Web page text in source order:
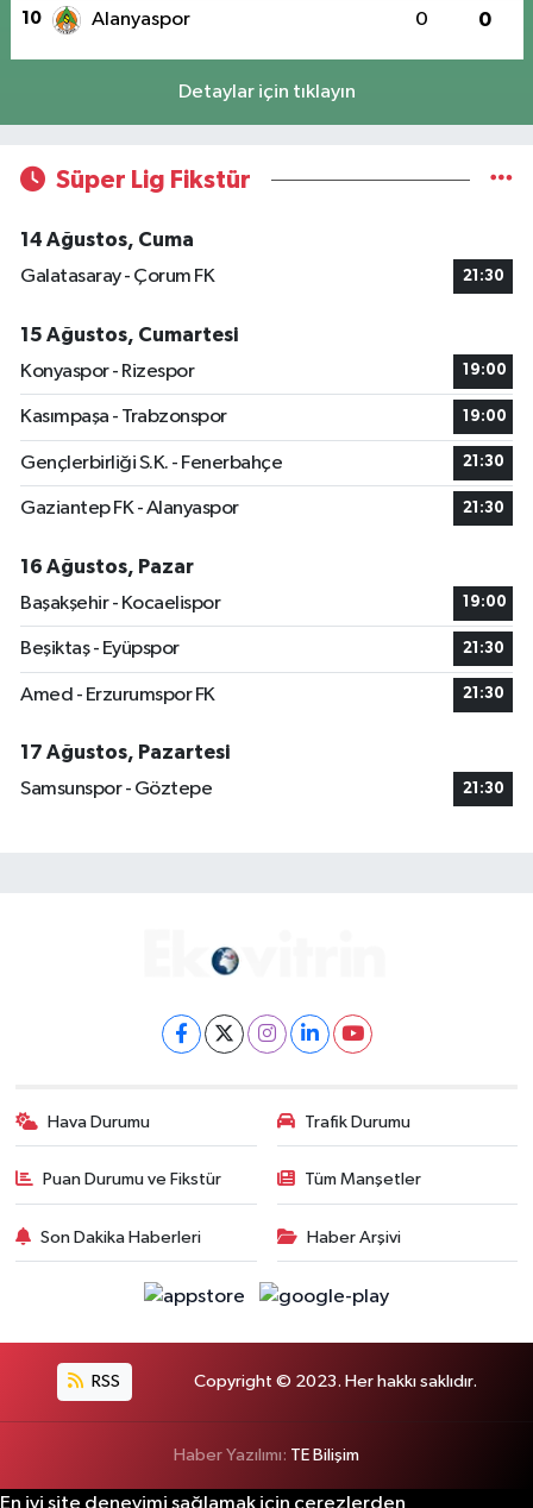
10 Alanyaspor 0 0
Detaylar için tıklayın
Süper Lig Fikstür
14 Ağustos, Cuma
Galatasaray - Çorum FK
21:30
15 Ağustos, Cumartesi
Konyaspor - Rizespor
19:00
Kasımpaşa - Trabzonspor 19:00
Gençlerbirliği S.K. - Fenerbahçe 21:30
Gaziantep FK - Alanyaspor 21:30
16 Ağustos, Pazar
Başakşehir - Kocaelispor
19:00
Beşiktaş - Eyüpspor 21:30
Amed - Erzurumspor FK 21:30
17 Ağustos, Pazartesi
Samsunspor - Göztepe
21:30
Hava Durumu Trafik Durumu
Puan Durumu ve Fikstür Tüm Manşetler
Son Dakika Haberleri Haber Arşivi
RSS Copyright © 2023. Her hakkı saklıdır.
Haber Yazılımı: TE Bilişim
En iyi site deneyimi sağlamak için çerezlerden